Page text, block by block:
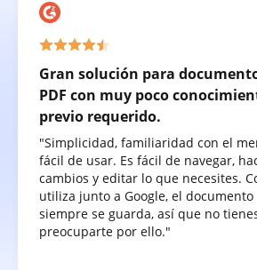
Gran solución para
PDF con muy poco
previo requerido.
"Simplicidad, familiaridad con el
fácil de usar. Es fácil de navegar,
cambios y editar lo que necesites.
utiliza junto a Google, el documento
siempre se guarda, así que no
preocuparte por ello."